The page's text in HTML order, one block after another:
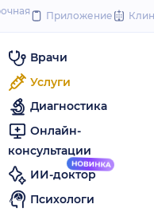
to
Приложение
Врачи
Услуги
Диагностика
Онлайн-
консультации
ИИ-доктор
Психологи